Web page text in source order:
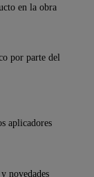
en la obra
por parte del
aplicadores
novedades